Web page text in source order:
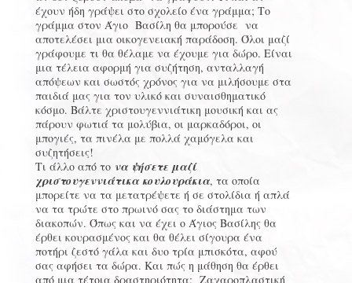
έχουν ήδη γράψει στο σχολείο ένα γράμμα; Το
γράμμα στον Άγιο Βασίλη θα μπορούσε να
αποτελέσει μια οικογενειακή παράδοση. Όλοι μαζί
γράφουμε τι θα θέλαμε να έχουμε για δώρο. Είναι
μια τέλεια αφορμή για συζήτηση, ανταλλαγή
απόψεων και σωστός χρόνος για να μιλήσουμε στα
παιδιά μας για τον υλικό και συναισθηματικό
κόσμο. Βάλτε χριστουγεννιάτικη μουσική και ας
πάρουν φωτιά τα μολύβια, οι μαρκαδόροι, οι
μπογιές, τα πινέλα με πολλά χαμόγελα και
συζητήσεις!
Τι άλλο από το να ψήσετε μαζί
χριστουγεννιάτικα κουλουράκια, τα οποία
μπορείτε να τα μετατρέψετε ή σε στολίδια ή απλά
να τα τρώτε στο πρωινό σας το διάστημα των
διακοπών. Όπως και να έχει ο Άγιος Βασίλης θα
έρθει κουρασμένος και θα θέλει σίγουρα ένα
ποτήρι ζεστό γάλα και δυο τρία μπισκότα, αφού
σας αφήσει τα δώρα. Και πώς η μάθηση θα έρθει
από μια τέτοια δραστηριότητα; Ζαχαροπλαστική